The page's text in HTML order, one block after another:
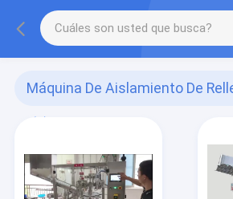
Máquina De Aislamiento De